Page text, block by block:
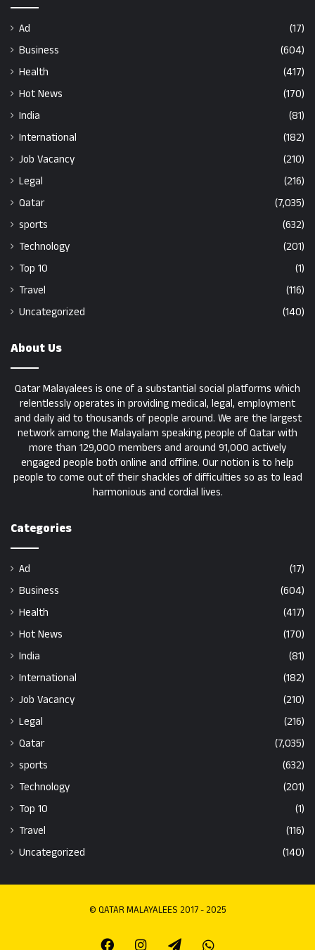
Ad
(17)
Business
(604)
Health
(417)
Hot News
(170)
India
(81)
International
(182)
Job Vacancy
(210)
Legal
(216)
Qatar
(7,035)
sports
(632)
Technology
(201)
Top 10
(1)
Travel
(116)
Uncategorized
(140)
About Us
Qatar Malayalees is one of a substantial social platforms which
relentlessly operates in providing medical, legal, employment
and daily aid to thousands of people around. We are the largest
network among the Malayalam speaking people of Qatar with
more than 129,000 members and around 91,000 actively
engaged people both online and offline. Our notion is to help
people to come out of their shackles of difficulties so as to lead
harmonious and cordial lives.
Categories
Ad
(17)
Business
(604)
Health
(417)
Hot News
(170)
India
(81)
International
(182)
Job Vacancy
(210)
Legal
(216)
Qatar
(7,035)
sports
(632)
Technology
(201)
Top 10
(1)
Travel
(116)
Uncategorized
(140)
© QATAR MALAYALEES 2017 - 2025
FacebookInstagramTelegramWhatsapp